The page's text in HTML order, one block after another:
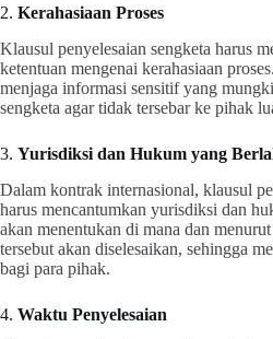
2. Kerahasiaan Proses
Klausul penyelesaian sengketa harus
ketentuan mengenai kerahasiaan
menjaga informasi sensitif yang
sengketa agar tidak tersebar ke pihak
3. Yurisdiksi dan Hukum yang
Dalam kontrak internasional, klausul
harus mencantumkan yurisdiksi dan
akan menentukan di mana dan
tersebut akan diselesaikan, sehingga
bagi para pihak.
4. Waktu Penyelesaian